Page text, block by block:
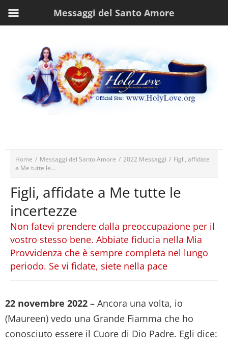
Home / Messaggi del Santo Amore / 2022 Messaggi / Figli, affidate
a Me tutte le...
Figli, affidate a Me tutte le
incertezze
Non fatevi prendere dalla preoccupazione per il
vostro stesso bene. Abbiate fiducia nella Mia
Provvidenza che è sempre completa nel lungo
periodo. Se vi fidate, siete nella pace
22 novembre 2022 – Ancora una volta, io
(Maureen) vedo una Grande Fiamma che ho
conosciuto essere il Cuore di Dio Padre. Egli dice:
Messaggi del Santo Amore